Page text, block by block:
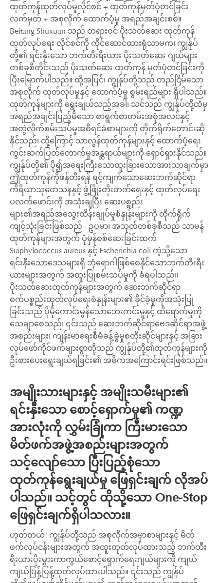
ထုတ်ကုန်ထုတ်လုပ်မှုလိုင်စင် + ထုတ်ကုန်မှတ်ပုံတင်ခြင်း
လက်မှတ် + အစုလိုက် ထောက်ပံ့မှု အရည်အချင်းစစ်။
Beitang Shuxuan သည် တရားဝင် ပိုးသတ်ဆေး ထုတ်ကုန်
ထုတ်လုပ်ရေး လိုင်စင်ကို ကိုင်ဆောင်ထားရုံသာမက၊ ကျွန်ုပ်
တို့၏ ရင်းနှီးသော ဘက်တီးရီးယား ပိုးသတ်ဆေး ဂျယ်များ
တစ်ခုစီတိုင်းသည် ပိုးသတ်ဆေး ထုတ်ကုန် မှတ်ပုံတင်ခြင်းကို
ပြီးမြောက်ပါသည်။ ထို့အပြင်၊ ကျွန်ုပ်တို့သည် တည်ငြိမ်သော
အစုလိုက် ထုတ်လုပ်မှုနှင့် ထောက်ပံ့မှု စွမ်းရည်များ ရှိပါသည်။
ထုတ်ကုန်များကို ရွေးချယ်သည့်အခါ၊ သင်သည် ကျွန်ုပ်တို့ထံမှ
အရည်အချင်းပြည့်မီသော စာရွက်စာတမ်းအစုံအလင်နှင့်
အတွဲလိုက်စမ်းသပ်မှုအစီရင်ခံစာများကို တိုက်ရိုက်တောင်းဆို
နိုင်သည်၊ ထို့ကြောင့် သာလွန်ထုတ်ကုန်များနှင့် ထောက်ပံ့ရေး
ကွင်းဆက်ပြတ်တောက်မှုအန္တရာယ်များကို ရှောင်ရှားနိုင်သည်။
ကျွန်ုပ်တို့၏ ပို၍အရေးကြီးသောထူးခြားသောအားသာချက်မှာ
ဤထုတ်ကုန်ကိုဖန်တီးရန် ရင့်ကျက်သောဆေးဘက်ဆိုင်ရာ
ကိရိယာသုတေသနနှင့် ဖွံ့ဖြိုးတိုးတက်ရေးနှင့် ထုတ်လုပ်ရေး
ပလက်ဖောင်းကို အသုံးချပြီး ဆေးပစ္စည်း
များ၏အရည်အသွေးထိန်းချုပ်မှုစံနှုန်းများကို တိုက်ရိုက်
ကျင့်သုံးခြင်းဖြစ်သည် - ဥပမာ၊ အသုတ်တစ်ခုစီသည် သာမန်
ထုတ်ကုန်များအတွက် ပုံမှန်စစ်ဆေးခြင်းထက်
Staphylococcus aureus နှင့် Escherichia coli ကဲ့သို့သော
ရင်းနှီးသောဒေသများရှိ ဘုံရောဂါဖြစ်စေနိုင်သောဘက်တီးရီး
ယားများအတွက် အထူးပြုစမ်းသပ်မှုကို ခံရပါသည်။
ပိုးသတ်ဆေးထုတ်ကုန်များအတွက် ဆေးဘက်ဆိုင်ရာ
စက်ပစ္စည်းထုတ်လုပ်ရေးစံနှုန်းများ၏ ခိုင်ခံ့မှုကိုအသုံးပြု
ခြင်းသည် ပိုမိုကောင်းမွန်သောဘေးကင်းမှုနှင့် ထိရောက်မှုကို
သေချာစေသည်၊ ၎င်းသည် ဆေးဘက်ဆိုင်ရာဗေဒဆိုင်ရာအဖွဲ့
အစည်းများ၊ ကျန်းမာရေးစီမံခန့်ခွဲမှုစတိုးဆိုင်များနှင့် အခြား
လုပ်ဖော်ကိုင်ဖက်များစွာတို့သည် ကျွန်ုပ်တို့၏ထုတ်ကုန်များကို
ဦးစားပေးရွေးချယ်ရခြင်း၏ အဓိကအကြောင်းရင်းဖြစ်သည်။
အမျိုးသားများနှင့် အမျိုးသမီးများ၏
ရင်းနှီးသော စောင့်ရှောက်မှု၏ ကဏ္ဍ
အားလုံးကို လွှမ်းခြုံကာ ကြီးမားသော
မိတ်ဖက်အဖွဲ့အစည်းများအတွက်
သင့်လျော်သော ပြီးပြည့်စုံသော
ထုတ်ကုန်ရွေးချယ်မှု ဖြေရှင်းချက် လိုအပ်
ပါသည်။ သင့်တွင် ထိုသို့သော One-Stop
ဖြေရှင်းချက်ရှိပါသလား။
ဟုတ်တယ်! ကျွန်ုပ်တို့သည် အစုလိုက်အမှာစာများနှင့် မိတ်
ဖက်လုပ်ငန်းများအတွက် အထူးထုတ်လုပ်ထားသည့် ဘက်တီး
ရီးယားပိုးမွှားကာကွယ်စောင့်ရှောက်ရေးဂျယ်များကို ကျယ်
ကျယ်ပြန့်ပြန့်ထုတ်လုပ်ထားပါသည်။ ၎င်းသည် ကျွန်ုပ်